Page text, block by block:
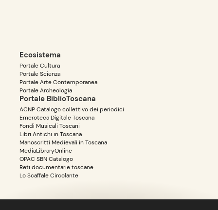
Ecosistema
Portale Cultura
Portale Scienza
Portale Arte Contemporanea
Portale Archeologia
Portale BiblioToscana
ACNP Catalogo collettivo dei periodici
Emeroteca Digitale Toscana
Fondi Musicali Toscani
Libri Antichi in Toscana
Manoscritti Medievali in Toscana
MediaLibraryOnline
OPAC SBN Catalogo
Reti documentarie toscane
Lo Scaffale Circolante